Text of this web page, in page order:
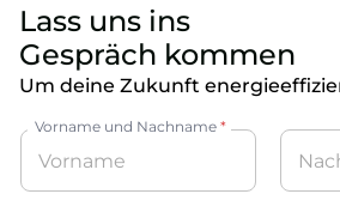
Lass uns ins
Gespräch kommen
Um deine Zukunft
Vorname und Nachname *
Vorname